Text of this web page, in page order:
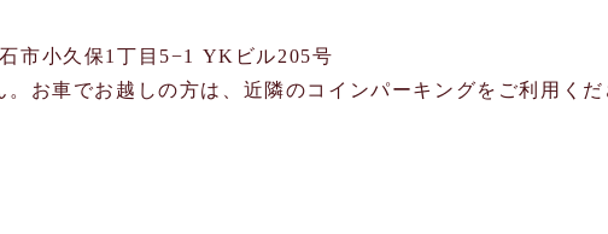
市小久保1丁目5−1 YKビル205号
お車でお越しの方は、近隣のコインパーキングをご利用くだ